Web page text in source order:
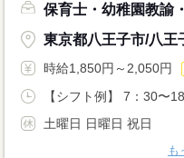
保育士・幼稚園教諭
東京都八王子市/八王
時給1,850円～2,050円
【シフト例】 7：30〜
土曜日 日曜日 祝日
も